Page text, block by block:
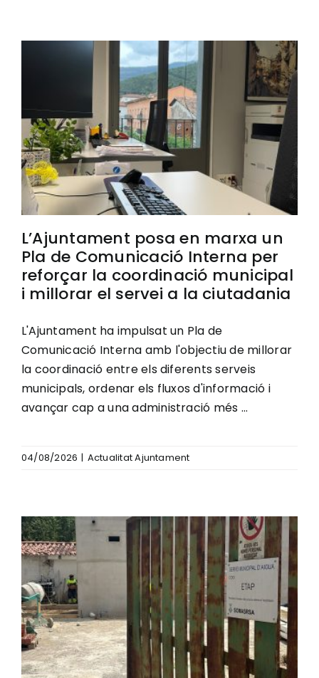
L’Ajuntament posa en marxa un
Pla de Comunicació Interna per
reforçar la coordinació municipal
i millorar el servei a la ciutadania
L'Ajuntament ha impulsat un Pla de
Comunicació Interna amb l'objectiu de millorar
la coordinació entre els diferents serveis
municipals, ordenar els fluxos d'informació i
avançar cap a una administració més ...
04/08/2026 | Actualitat Ajuntament